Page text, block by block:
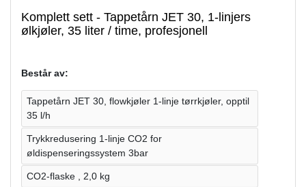
Komplett sett - Tappetårn JET 30, 1-linjers
ølkjøler, 35 liter / time, profesjonell
Består av:
Tappetårn JET 30, flowkjøler 1-linje tørrkjøler, opptil
35 l/h
Trykkredusering 1-linje CO2 for
øldispenseringssystem 3bar
CO2-flaske , 2,0 kg